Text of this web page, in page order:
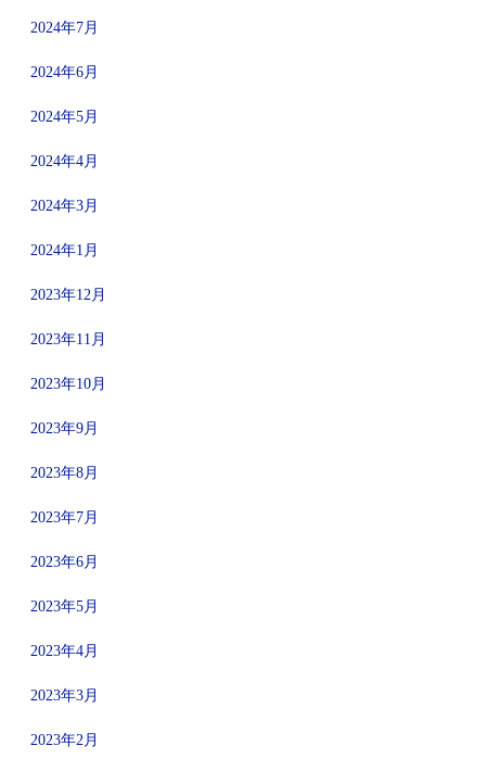
2024年7月
2024年6月
2024年5月
2024年4月
2024年3月
2024年1月
2023年12月
2023年11月
2023年10月
2023年9月
2023年8月
2023年7月
2023年6月
2023年5月
2023年4月
2023年3月
2023年2月